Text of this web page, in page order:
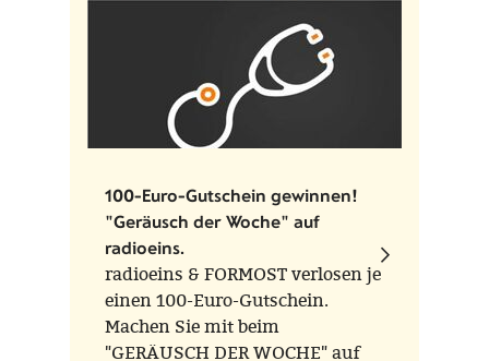
100-Euro-Gutschein gewinnen!
"Geräusch der Woche" auf
radioeins.
radioeins & FORMOST verlosen je
einen 100-Euro-Gutschein.
Machen Sie mit beim
"GERÄUSCH DER WOCHE" auf